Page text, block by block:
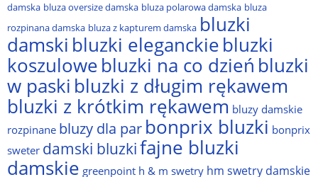
damska bluza oversize damska bluza polarowa damska bluza
rozpinana damska bluza z kapturem damska bluzki
damski bluzki eleganckie bluzki
koszulowe bluzki na co dzień bluzki
w paski bluzki z długim rękawem
bluzki z krótkim rękawem bluzy damskie
rozpinane bluzy dla par bonprix bluzki bonprix
sweter damski bluzkifajne bluzki
damskie greenpoint h & m swetry hm swetry damskie